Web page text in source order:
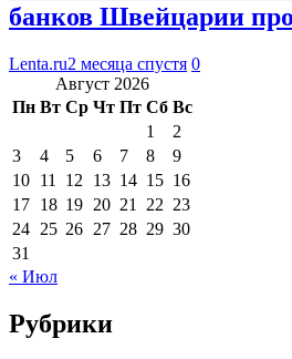
банков Швейцарии
Lenta.ru2 месяца спустя 0
Август 2026
Пн Вт Ср Чт Пт Сб Вс
1
2
3
4 5 6 7 8
9
10 11 12 13 14 15 16
17 18 19 20 21 22 23
24 25 26 27 28 29 30
31
« Июл
Рубрики